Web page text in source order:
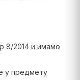
8/2014 и имамо
у предмету